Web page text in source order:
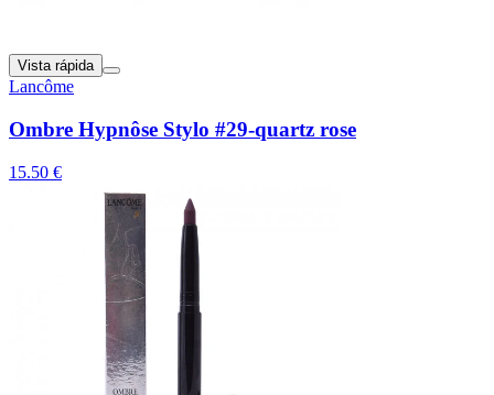
Vista rápida
Lancôme
Ombre Hypnôse Stylo #29-quartz rose
15.50 €